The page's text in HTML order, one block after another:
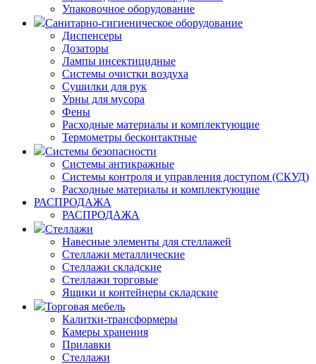
Упаковочное оборудование
Санитарно-гигиеническое оборудование
Диспенсеры
Дозаторы
Лампы инсектицидные
Системы очистки воздуха
Сушилки для рук
Урны для мусора
Фены
Расходные материалы и комплектующие
Термометры бесконтактные
Системы безопасности
Системы антикражные
Системы контроля и управления доступом (СКУД)
Расходные материалы и комплектующие
РАСПРОДАЖА
РАСПРОДАЖА
Стеллажи
Навесные элементы для стеллажей
Стеллажи металлические
Стеллажи складские
Стеллажи торговые
Ящики и контейнеры складские
Торговая мебель
Калитки-трансформеры
Камеры хранения
Прилавки
Стеллажи